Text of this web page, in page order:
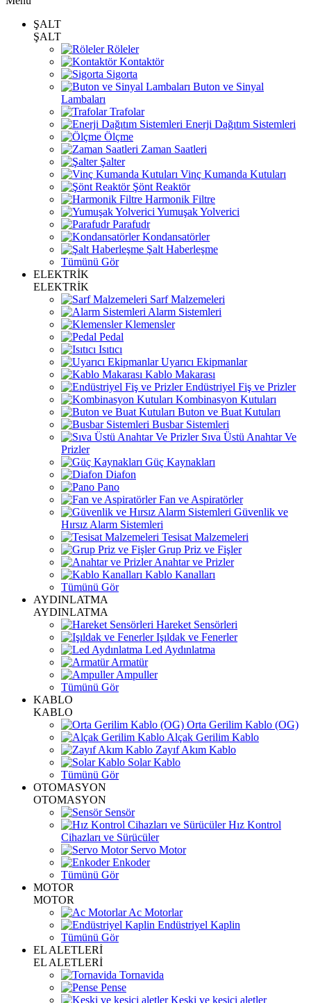
ŞALT
ŞALT
Röleler
Kontaktör
Sigorta
Buton ve Sinyal
Lambaları
Trafolar
Enerji Dağıtım Sistemleri
Ölçme
Zaman Saatleri
Şalter
Vinç Kumanda Kutuları
Şönt Reaktör
Harmonik Filtre
Yumuşak Yolverici
Parafudr
Kondansatörler
Şalt Haberleşme
Tümünü Gör
ELEKTRİK
ELEKTRİK
Sarf Malzemeleri
Alarm Sistemleri
Klemensler
Pedal
Isıtıcı
Uyarıcı Ekipmanlar
Kablo Makarası
Endüstriyel Fiş ve Prizler
Kombinasyon Kutuları
Buton ve Buat Kutuları
Busbar Sistemleri
Sıva Üstü Anahtar Ve
Prizler
Güç Kaynakları
Diafon
Pano
Fan ve Aspiratörler
Güvenlik ve
Hırsız Alarm Sistemleri
Tesisat Malzemeleri
Grup Priz ve Fişler
Anahtar ve Prizler
Kablo Kanalları
Tümünü Gör
AYDINLATMA
AYDINLATMA
Hareket Sensörleri
Işıldak ve Fenerler
Led Aydınlatma
Armatür
Ampuller
Tümünü Gör
KABLO
KABLO
Orta Gerilim Kablo (OG)
Alçak Gerilim Kablo
Zayıf Akım Kablo
Solar Kablo
Tümünü Gör
OTOMASYON
OTOMASYON
Sensör
Hız Kontrol
Cihazları ve Sürücüler
Servo Motor
Enkoder
Tümünü Gör
MOTOR
MOTOR
Ac Motorlar
Endüstriyel Kaplin
Tümünü Gör
EL ALETLERİ
EL ALETLERİ
Tornavida
Pense
Keski ve kesici aletler